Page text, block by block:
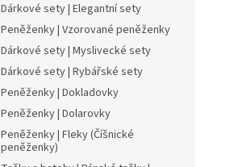
Dárkové sety | Elegantní sety
Peněženky | Vzorované peněženky
Dárkové sety | Myslivecké sety
Dárkové sety | Rybářské sety
Peněženky | Dokladovky
Peněženky | Dolarovky
Peněženky | Fleky (Číšnické
peněženky)